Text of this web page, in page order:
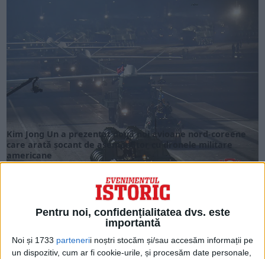
Pentru noi, confidențialitatea dvs. este
importantă
Noi și 1733 partenerii noștri stocăm și/sau accesăm informații pe
un dispozitiv, cum ar fi cookie-urile, și procesăm date personale,
ARTICOLE ONLINE
Kim Jong Un a prezentat două noi avioane nord-coreene
care arată șocant de asemănător cu dronele militare
americane
săptămână, dar au existat...